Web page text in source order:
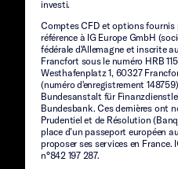
investi.
Comptes CFD et options fournis
référence à IG Europe GmbH
fédérale d'Allemagne et inscrite
Francfort sous le numéro HRB
Westhafenplatz 1, 60327
(numéro d'enregistrement
Bundesanstalt für
Bundesbank. Ces dernières ont
Prudentiel et de Résolution
place d’un passeport européen
proposer ses services en France.
n°842 197 287.